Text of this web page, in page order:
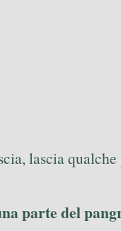
lascia
parte del